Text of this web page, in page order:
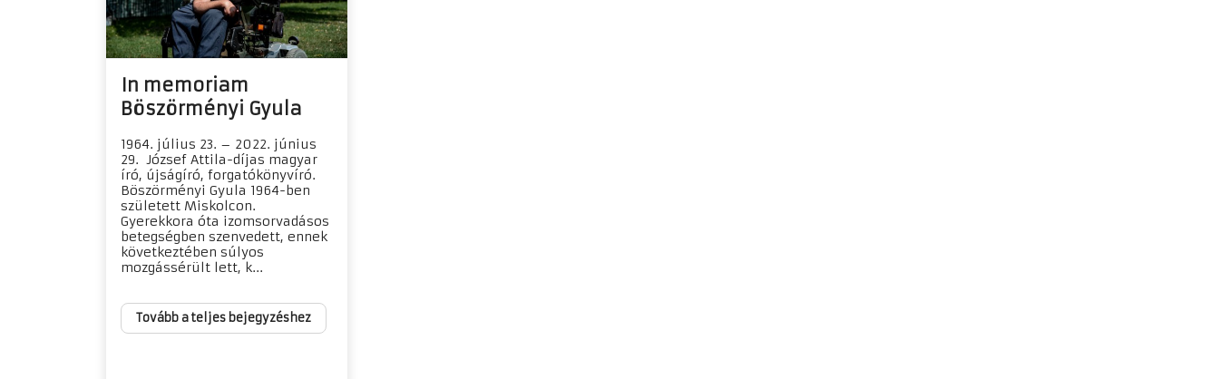
In memoriam
Böszörményi Gyula
1964. július 23. – 2022. június
29. József Attila-díjas magyar
író, újságíró, forgatókönyvíró.
Böszörményi Gyula 1964-ben
született Miskolcon.
Gyerekkora óta izomsorvadásos
betegségben szenvedett, ennek
következtében súlyos
mozgássérült lett, k...
Tovább a teljes bejegyzéshez